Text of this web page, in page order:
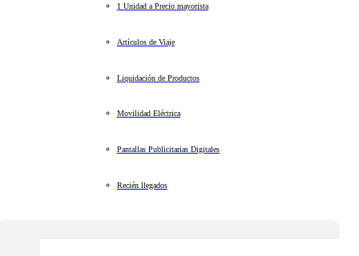
1 Unidad a Precio mayorista
Artículos de Viaje
Liquidación de Productos
Movilidad Eléctrica
Pantallas Publicitarias Digitales
Recién llegados